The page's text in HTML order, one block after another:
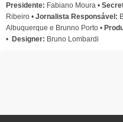
Presidente: Fabiano Moura •
Ribeiro • Jornalista Responsável:
Albuquerque e Brunno Porto •
• Designer: Bruno Lombardi